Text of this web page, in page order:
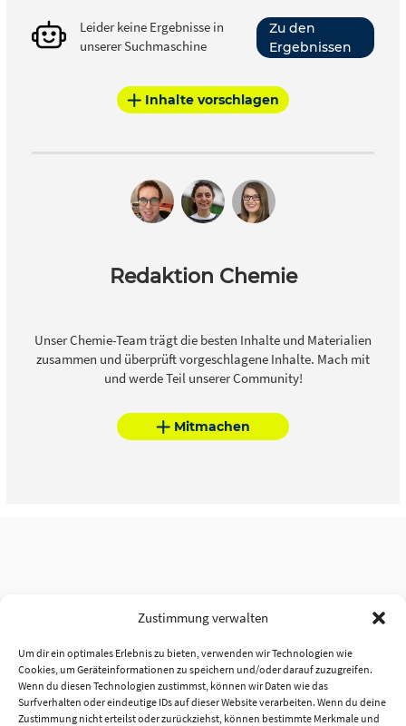
Zustimmung verwalten
Um dir ein optimales Erlebnis zu bieten, verwenden wir Technologien wie
Cookies, um Geräteinformationen zu speichern und/oder darauf zuzugreifen.
Wenn du diesen Technologien zustimmst, können wir Daten wie das
Surfverhalten oder eindeutige IDs auf dieser Website verarbeiten. Wenn du deine
Zustimmung nicht erteilst oder zurückziehst, können bestimmte Merkmale und
Anregung von Elektronen und die Verbrennung von
Metallsalzen. Zusätzlich werden die Sicherheitsaspekte
Umweltbelastungen durch die Freisetzung von
Schadstoffen thematisiert. Im Unterricht könnte dieses
Nachstellung kleinerer pyrotechnischer Effekte könnten
die chemischen Prinzipien, wie die Energieumwandlung
und die Farberzeugung durch Metallsalze, praktisch
ökologischen Auswirkungen von Feuerwerken diskutieren
und Alternativen zu traditionellen Feuerwerken erforschen,
würde.
Leider keine Ergebnisse in
unserer Suchmaschine
Zu den
Ergebnissen
Inhalte vorschlagen
Redaktion Chemie
Unser Chemie-Team trägt die besten Inhalte und Materialien
zusammen und überprüft vorgeschlagene Inhalte. Mach mit
und werde Teil unserer Community!
Mitmachen